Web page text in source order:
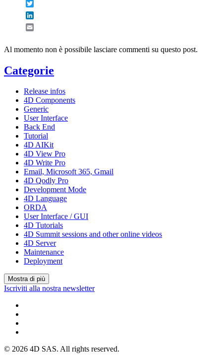
Al momento non è possibile lasciare commenti su questo post.
Categorie
Release infos
4D Components
Generic
User Interface
Back End
Tutorial
4D AIKit
4D View Pro
4D Write Pro
Email, Microsoft 365, Gmail
4D Qodly Pro
Development Mode
4D Language
ORDA
User Interface / GUI
4D Tutorials
4D Summit sessions and other online videos
4D Server
Maintenance
Deployment
Mostra di più
Iscriviti alla nostra newsletter
© 2026 4D SAS. All rights reserved.